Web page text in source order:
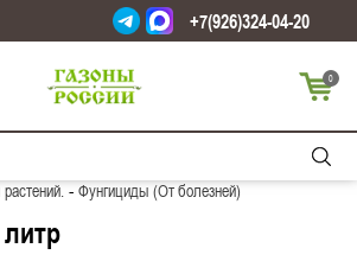
+7(926)324-04-20
0
-Фунгициды (От болезней)